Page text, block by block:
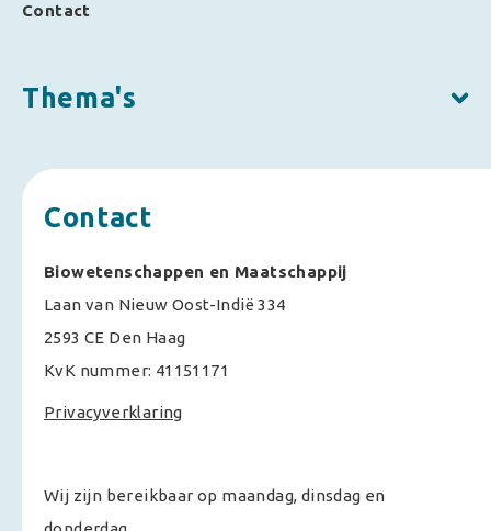
Contact
Thema's
Contact
Biowetenschappen en Maatschappij
Laan van Nieuw Oost-Indië 334
2593 CE Den Haag
KvK nummer: 41151171
Privacyverklaring
Wij zijn bereikbaar op maandag, dinsdag en